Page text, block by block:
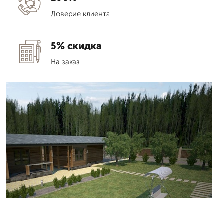
Доверие клиента
5% скидка
На заказ